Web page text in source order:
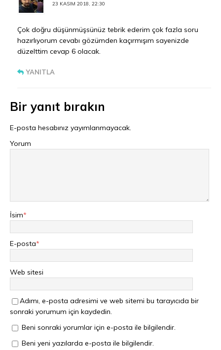
23 KASIM 2018, 22:30
Çok doğru düşünmüşsünüz tebrik ederim çok fazla soru
hazırlıyorum cevabı gözümden kaçırmışım sayenizde
düzelttim cevap 6 olacak.
YANITLA
Bir yanıt bırakın
E-posta hesabınız yayımlanmayacak.
Yorum
İsim*
E-posta*
Web sitesi
Adımı, e-posta adresimi ve web sitemi bu tarayıcıda bir
sonraki yorumum için kaydedin.
Beni sonraki yorumlar için e-posta ile bilgilendir.
Beni yeni yazılarda e-posta ile bilgilendir.